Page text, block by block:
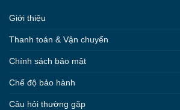
Giới thiệu
Thanh toán & Vận chuyển
Chính sách bảo mật
Chế độ bảo hành
Câu hỏi thường gặp